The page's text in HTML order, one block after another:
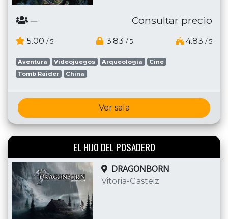
─ Consultar precio
5.00 / 5 3.83 / 5 4.83 / 5
Aventura Videojuegos Arqueología
Cine
Tomb Raider
China
Ver sala
EL HIJO DEL POSADERO
DRAGONBORN
Vitoria-Gasteiz